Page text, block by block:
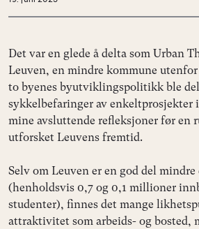
Det var en glede å delta som Urban
Leuven, en mindre kommune
to byenes byutviklingspolitikk ble
sykkelbefaringer av enkeltprosjekter
mine avsluttende refleksjoner før en
utforsket Leuvens fremtid.
Selv om Leuven er en god del
(henholdsvis 0,7 og 0,1 millioner
studenter), finnes det mange
attraktivitet som arbeids- og bosted,